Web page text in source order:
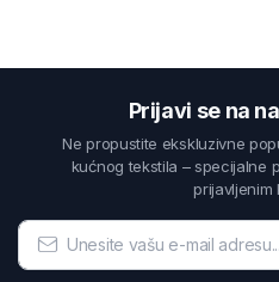
Prijavi se na
Ne propustite ekskluzivne
kućnog tekstila – specijalne
prijavljenim